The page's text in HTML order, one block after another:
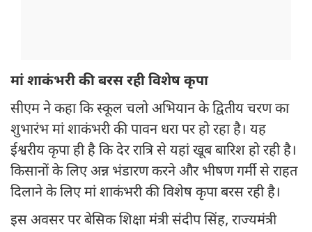
मां शाकंभरी की बरस रही विशेष कृपा
सीएम ने कहा कि स्कूल चलो अभियान के द्वितीय चरण का
शुभारंभ मां शाकंभरी की पावन धरा पर हो रहा है। यह
ईश्वरीय कृपा ही है कि देर रात्रि से यहां खूब बारिश हो रही है।
किसानों के लिए अन्न भंडारण करने और भीषण गर्मी से राहत
दिलाने के लिए मां शाकंभरी की विशेष कृपा बरस रही है।
इस अवसर पर बेसिक शिक्षा मंत्री संदीप सिंह, राज्यमंत्री